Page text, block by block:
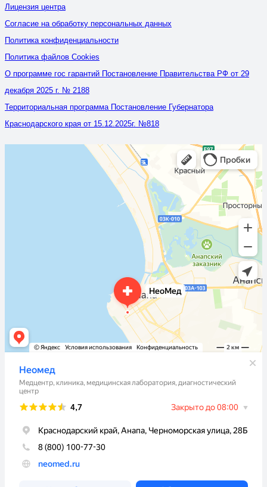
Лицензия центра
Согласие на обработку персональных данных
Политика конфиденциальности
Политика файлов Cookies
О программе гос гарантий Постановление Правительства РФ от 29
декабря 2025 г. № 2188
Территориальная программа Постановление Губернатора
Краснодарского края от 15.12.2025г. №818